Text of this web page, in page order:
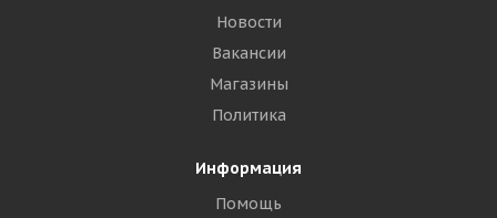
Новости
Вакансии
Магазины
Политика
Информация
Помощь